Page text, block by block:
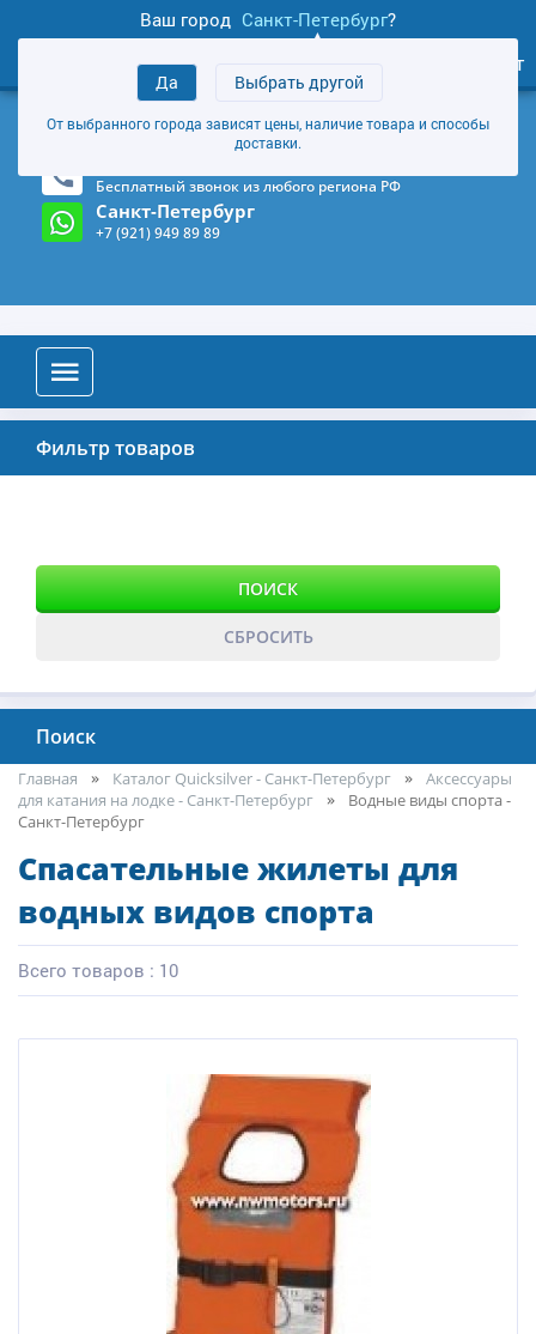
Ваш город Санкт-Петербург?
Да Выбрать другой
От выбранного города зависят цены, наличие товара и способы
доставки.
товаров
Личный кабинет
+7 (921) 949 89 89
Магазин и склад в Санкт-Петербурге (Карта)
Бесплатный звонок из любого региона РФ
Санкт-Петербург
+7 (921) 949 89 89
Фильтр товаров
ПОИСК
СБРОСИТЬ
Поиск
Главная Каталог Quicksilver - Санкт-Петербург
Аксессуары
для катания на лодке - Санкт-Петербург
Водные виды спорта -
Санкт-Петербург
Спасательные жилеты для
водных видов спорта
Всего товаров : 10